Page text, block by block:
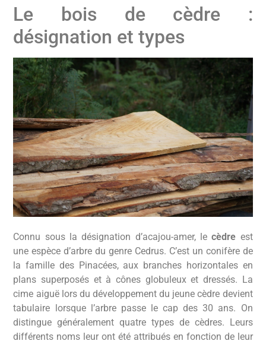
Le bois de cèdre :
désignation et types
Connu sous la désignation d’acajou-amer, lecèdre est
une espèce d’arbre du genre Cedrus. C’est un conifère de
la famille des Pinacées, aux branches horizontales en
plans superposés et à cônes globuleux et dressés. La
cime aiguë lors du développement du jeune cèdre devient
tabulaire lorsque l’arbre passe le cap des 30 ans. On
distingue généralement quatre types de cèdres. Leurs
différents noms leur ont été attribués en fonction de leur